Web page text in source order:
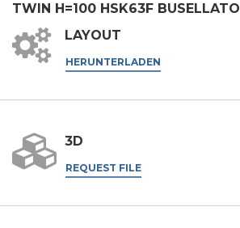
Telefonnummer
TWIN H=100 HSK63F BUSELLATO
LAYOUT
HERUNTERLADEN
3D
REQUEST FILE